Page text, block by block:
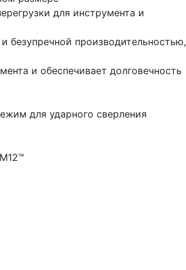
для инструмента и
безупречной производительностью,
и обеспечивает долговечность
для ударного сверления